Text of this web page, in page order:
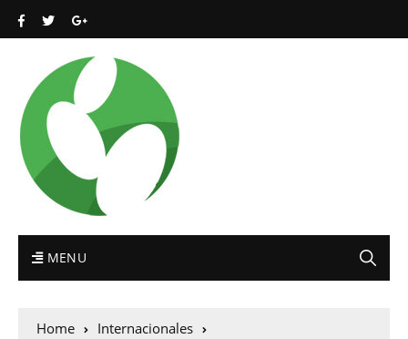
MENU
Home
Internacionales